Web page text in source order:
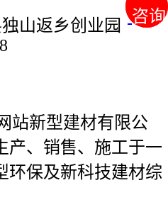
咨询
咨询
山返乡创业园
站新型建材有限公
产、销售、施工于一
环保及新科技建材综